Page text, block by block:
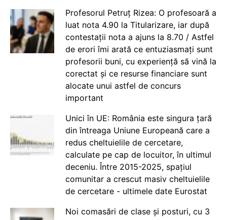
Profesorul Petruț Rizea: O profesoară a
luat nota 4.90 la Titularizare, iar după
contestații nota a ajuns la 8.70 / Astfel
de erori îmi arată ce entuziasmați sunt
profesorii buni, cu experiență să vină la
corectat și ce resurse financiare sunt
alocate unui astfel de concurs
important
Unici în UE: România este singura țară
din întreaga Uniune Europeană care a
redus cheltuielile de cercetare,
calculate pe cap de locuitor, în ultimul
deceniu. Între 2015-2025, spațiul
comunitar a crescut masiv cheltuielile
de cercetare - ultimele date Eurostat
Noi comasări de clase și posturi, cu 3